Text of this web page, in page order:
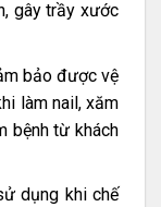
gây trầy xước
bảo được vệ
làm nail, xăm
bệnh từ khách
dụng khi chế